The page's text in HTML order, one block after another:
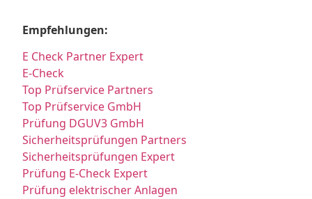
Empfehlungen:
E Check Partner Expert
E-Check
Top Prüfservice Partners
Top Prüfservice GmbH
Prüfung DGUV3 GmbH
Sicherheitsprüfungen Partners
Sicherheitsprüfungen Expert
Prüfung E-Check Expert
Prüfung elektrischer Anlagen